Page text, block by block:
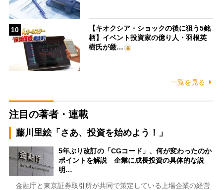
10
【キオクシア・ショックの後に狙う5銘
柄】イベント投資家の億り人・羽根英
樹氏が厳…
一覧を見る
注目の著者・連載
藤川里絵「さあ、投資を始めよう！」
5年ぶり改訂の「CGコード」、何が変わったのか
ポイントを解説 企業に成長投資の具体的な説
明…
金融庁と東京証券取引所が共同で策定している上場企業の経営